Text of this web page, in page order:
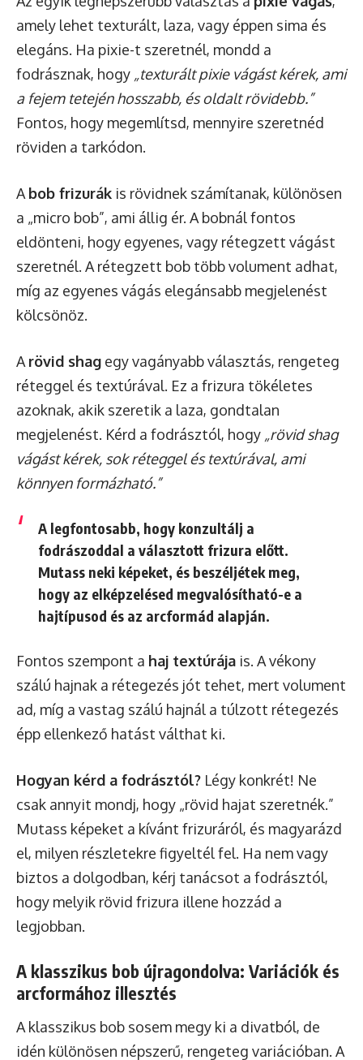
amely lehet texturált, laza, vagy éppen sima és
elegáns. Ha pixie-t szeretnél, mondd a
fodrásznak, hogy „texturált pixie vágást kérek, ami
a fejem tetején hosszabb, és oldalt rövidebb.”
Fontos, hogy megemlítsd, mennyire szeretnéd
röviden a tarkódon.
A bob frizurák is rövidnek számítanak, különösen
a „micro bob”, ami állig ér. A bobnál fontos
eldönteni, hogy egyenes, vagy rétegzett vágást
szeretnél. A rétegzett bob több volument adhat,
míg az egyenes vágás elegánsabb megjelenést
kölcsönöz.
A rövid shag egy vagányabb választás, rengeteg
réteggel és textúrával. Ez a frizura tökéletes
azoknak, akik szeretik a laza, gondtalan
megjelenést. Kérd a fodrásztól, hogy „rövid shag
vágást kérek, sok réteggel és textúrával, ami
könnyen formázható.”
A legfontosabb, hogy konzultálj a
fodrászoddal a választott frizura előtt.
Mutass neki képeket, és beszéljétek meg,
hogy az elképzelésed megvalósítható-e a
hajtípusod és az arcformád alapján.
Fontos szempont a haj textúrája is. A vékony
szálú hajnak a rétegezés jót tehet, mert volument
ad, míg a vastag szálú hajnál a túlzott rétegezés
épp ellenkező hatást válthat ki.
Hogyan kérd a fodrásztól? Légy konkrét! Ne
csak annyit mondj, hogy „rövid hajat szeretnék.”
Mutass képeket a kívánt frizuráról, és magyarázd
el, milyen részletekre figyeltél fel. Ha nem vagy
biztos a dolgodban, kérj tanácsot a fodrásztól,
hogy melyik rövid frizura illene hozzád a
legjobban.
A klasszikus bob újragondolva: Variációk és
arcformához illesztés
A klasszikus bob sosem megy ki a divatból, de
idén különösen népszerű, rengeteg variációban. A